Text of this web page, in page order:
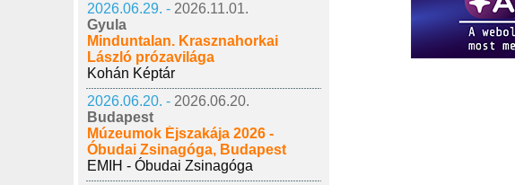
2026.06.29. - 2026.11.01.
Gyula
Minduntalan. Krasznahorkai
László prózavilága
Kohán Képtár
2026.06.20. - 2026.06.20.
Budapest
Múzeumok Éjszakája 2026 -
Óbudai Zsinagóga, Budapest
EMIH - Óbudai Zsinagóga